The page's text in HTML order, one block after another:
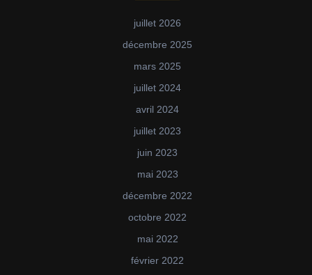
juillet 2026
décembre 2025
mars 2025
juillet 2024
avril 2024
juillet 2023
juin 2023
mai 2023
décembre 2022
octobre 2022
mai 2022
février 2022